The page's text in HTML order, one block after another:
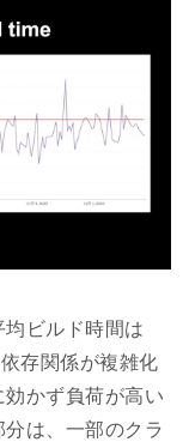
ビルド時間は
存関係が複雑化
かず負荷が高い
は、一部のクラ